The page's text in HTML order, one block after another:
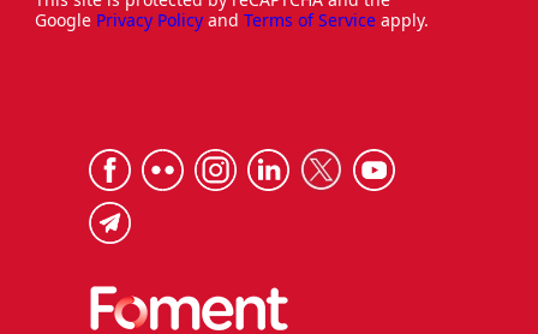
Google Privacy Policy and Terms of Service apply.